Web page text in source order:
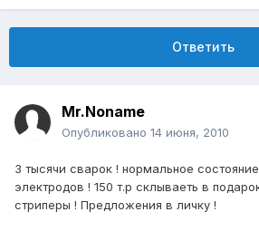
Ответить
Mr.Noname
Опубликовано 14 июня, 2010
3 тысячи сварок ! нормальное
электродов ! 150 т.р склываеть в
стриперы ! Предложения в личку !